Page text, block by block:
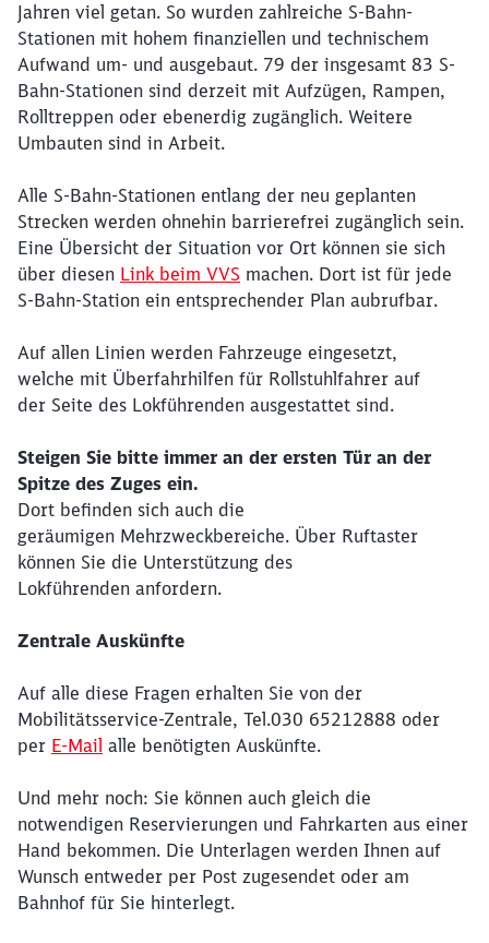
Jahren viel getan. So wurden zahlreiche S-Bahn-
Stationen mit hohem finanziellen und technischem
Aufwand um- und ausgebaut. 79 der insgesamt 83 S-
Bahn-Stationen sind derzeit mit Aufzügen, Rampen,
Rolltreppen oder ebenerdig zugänglich. Weitere
Umbauten sind in Arbeit.
Alle S-Bahn-Stationen entlang der neu geplanten
Strecken werden ohnehin barrierefrei zugänglich sein.
Eine Übersicht der Situation vor Ort können sie sich
über diesen Link beim VVS machen. Dort ist für jede
S-Bahn-Station ein entsprechender Plan aubrufbar.
Auf allen Linien werden Fahrzeuge eingesetzt,
welche mit Überfahrhilfen für Rollstuhlfahrer auf
der Seite des Lokführenden ausgestattet sind.
Steigen Sie bitte immer an der ersten Tür an der
Spitze des Zuges ein.
Dort befinden sich auch die
geräumigen Mehrzweckbereiche. Über Ruftaster
können Sie die Unterstützung des
Lokführenden anfordern.
Zentrale Auskünfte
Auf alle diese Fragen erhalten Sie von der
Mobilitätsservice-Zentrale, Tel.030 65212888 oder
per E-Mail alle benötigten Auskünfte.
Und mehr noch: Sie können auch gleich die
notwendigen Reservierungen und Fahrkarten aus einer
Hand bekommen. Die Unterlagen werden Ihnen auf
Wunsch entweder per Post zugesendet oder am
Bahnhof für Sie hinterlegt.
werden?
Abbrechen Weiter